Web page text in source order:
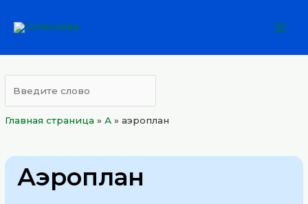
Главная страница »А »аэроплан
Аэроплан